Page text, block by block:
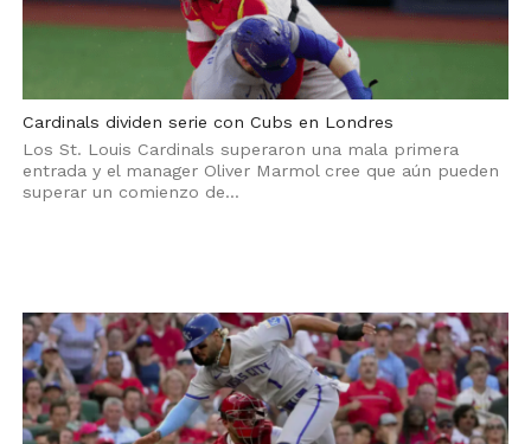
Cardinals dividen serie con Cubs en Londres
Los St. Louis Cardinals superaron una mala primera
entrada y el manager Oliver Marmol cree que aún pueden
superar un comienzo de...